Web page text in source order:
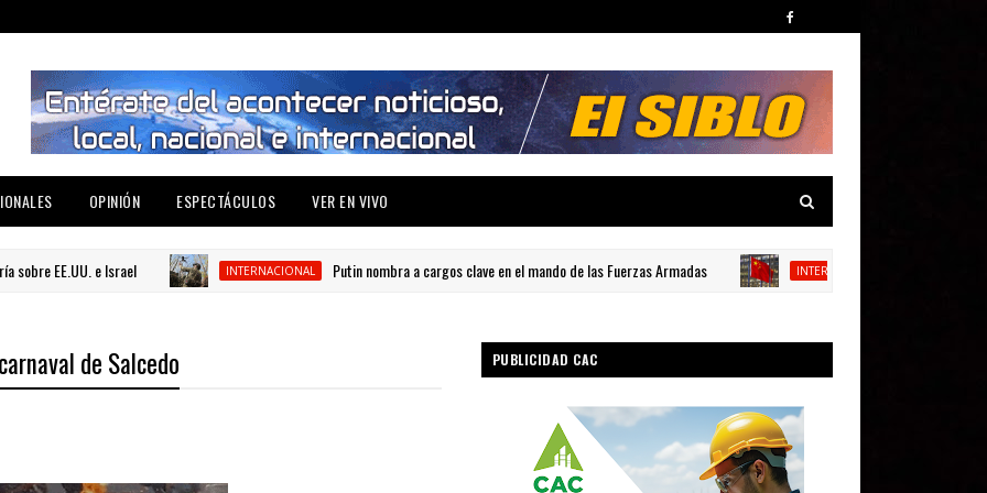
OPINIÓN ESPECTÁCULOS VER EN VIVO
e Israel INTERNACIONAL Putin nombra a cargos clave en el mando de las Fuerzas Armadas INTERNACIONAL
de Salcedo PUBLICIDAD CAC